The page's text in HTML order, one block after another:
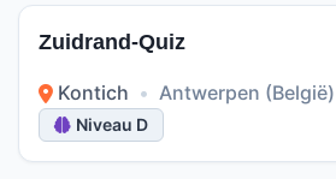
Zuidrand-Quiz
Kontich • Antwerpen (België)
Niveau D